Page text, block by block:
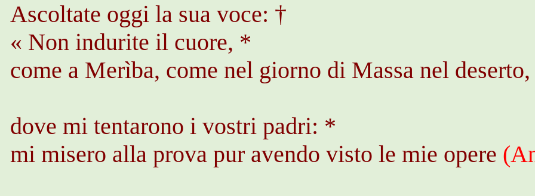
Ascoltate oggi la sua voce: †
« Non indurite il cuore, *
come a Merìba, come nel giorno di Massa nel deserto,
dove mi tentarono i vostri padri: *
mi misero alla prova pur avendo visto le mie opere (